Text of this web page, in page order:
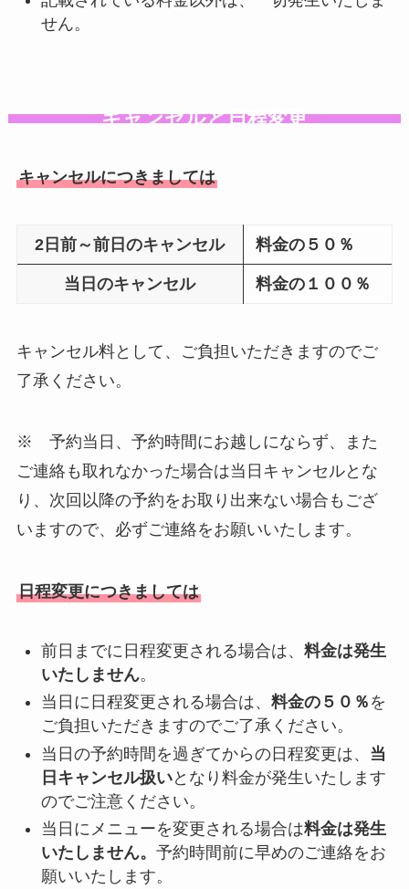
せん。
キャンセルと日程変更
キャンセルにつきましては
2日前～前日のキャンセル 料金の５０％
当日のキャンセル 料金の１００％
キャンセル料として、ご負担いただきますのでご
了承ください。
※ 予約当日、予約時間にお越しにならず、また
ご連絡も取れなかった場合は当日キャンセルとな
り、次回以降の予約をお取り出来ない場合もござ
いますので、必ずご連絡をお願いいたします。
日程変更につきましては
前日までに日程変更される場合は、 料金は発生
いたしません。
当日に日程変更される場合は、 料金の５０％ を
ご負担いただきますのでご了承ください。
当日の予約時間を過ぎてからの日程変更は、 当
日キャンセル扱いとなり料金が発生いたします
のでご注意ください。
当日にメニューを変更される場合は料金は発生
いたしません。 予約時間前に早めのご連絡をお
願いいたします。